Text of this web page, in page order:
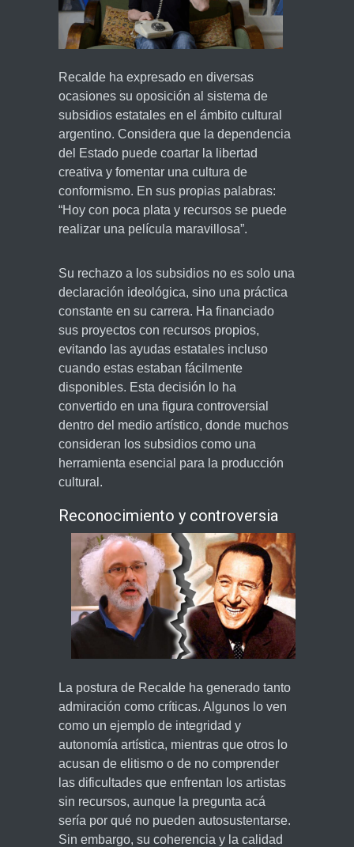
Recalde ha expresado en diversas
ocasiones su oposición al sistema de
subsidios estatales en el ámbito cultural
argentino. Considera que la dependencia
del Estado puede coartar la libertad
creativa y fomentar una cultura de
conformismo. En sus propias palabras:
“Hoy con poca plata y recursos se puede
realizar una película maravillosa”.
Su rechazo a los subsidios no es solo una
declaración ideológica, sino una práctica
constante en su carrera. Ha financiado
sus proyectos con recursos propios,
evitando las ayudas estatales incluso
cuando estas estaban fácilmente
disponibles. Esta decisión lo ha
convertido en una figura controversial
dentro del medio artístico, donde muchos
consideran los subsidios como una
herramienta esencial para la producción
cultural.
Reconocimiento y controversia
La postura de Recalde ha generado tanto
admiración como críticas. Algunos lo ven
como un ejemplo de integridad y
autonomía artística, mientras que otros lo
acusan de elitismo o de no comprender
las dificultades que enfrentan los artistas
sin recursos, aunque la pregunta acá
sería por qué no pueden autosustentarse.
Sin embargo, su coherencia y la calidad